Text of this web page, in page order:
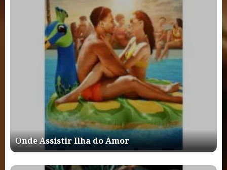
Onde Assistir Ilha do Amor